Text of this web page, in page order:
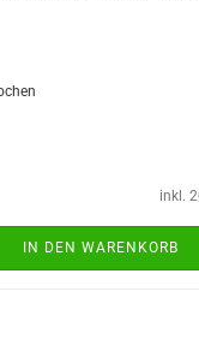
inkl.
IN DEN WARENKORB